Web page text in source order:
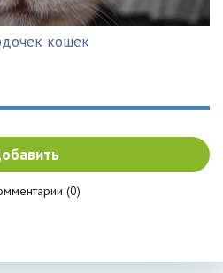
кошек
(0)